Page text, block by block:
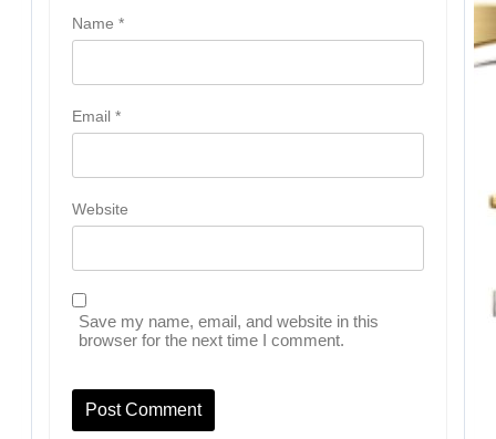
Name *
Email *
Website
Save my name, email, and website in this
browser for the next time I comment.